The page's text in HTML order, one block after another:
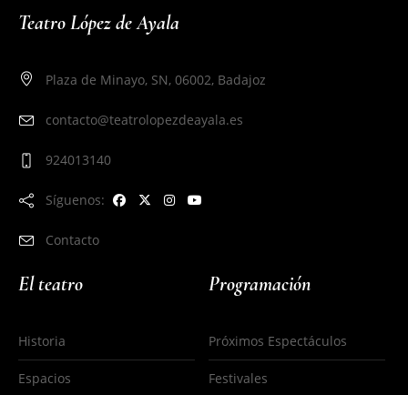
Teatro López de Ayala
Plaza de Minayo, SN, 06002, Badajoz
contacto@teatrolopezdeayala.es
924013140
Síguenos:
Contacto
El teatro
Historia
Espacios
Programación
Próximos Espectáculos
Festivales